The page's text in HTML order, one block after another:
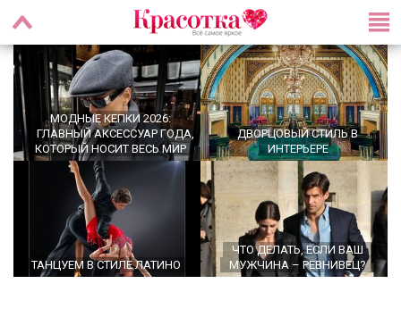
МОДНЫЕ КЕПКИ 2026:
ГЛАВНЫЙ АКСЕССУАР ГОДА,
КОТОРЫЙ НОСИТ ВЕСЬ МИР
ДВОРЦОВЫЙ СТИЛЬ В
ИНТЕРЬЕРЕ
ТАНЦУЕМ В СТИЛЕ ЛАТИНО
ЧТО ДЕЛАТЬ, ЕСЛИ ВАШ
МУЖЧИНА – РЕВНИВЕЦ?